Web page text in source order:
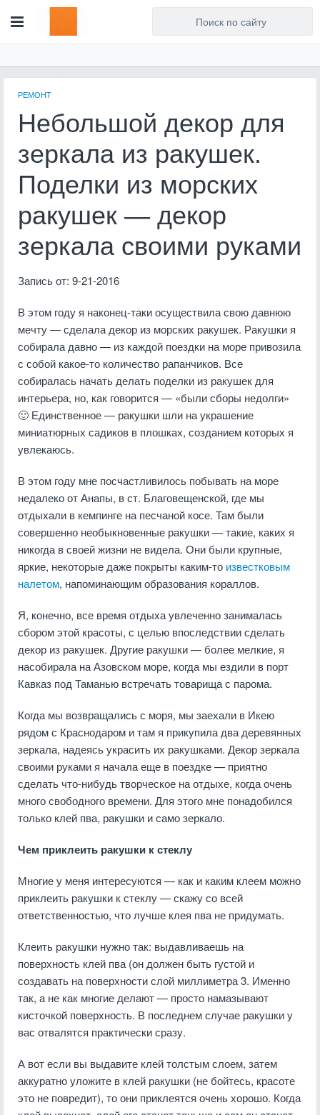
РЕМОНТ
Небольшой декор для
зеркала из ракушек.
Поделки из морских
ракушек — декор
зеркала своими руками
Запись от: 9-21-2016
В этом году я наконец-таки осуществила свою давнюю
мечту — сделала декор из морских ракушек. Ракушки я
собирала давно — из каждой поездки на море привозила
с собой какое-то количество рапанчиков. Все
собиралась начать делать поделки из ракушек для
интерьера, но, как говорится — «были сборы недолги»
🙂 Единственное — ракушки шли на украшение
миниатюрных садиков в плошках, созданием которых я
увлекаюсь.
В этом году мне посчастливилось побывать на море
недалеко от Анапы, в ст. Благовещенской, где мы
отдыхали в кемпинге на песчаной косе. Там были
совершенно необыкновенные ракушки — такие, каких я
никогда в своей жизни не видела. Они были крупные,
яркие, некоторые даже покрыты каким-то известковым
налетом, напоминающим образования кораллов.
Я, конечно, все время отдыха увлеченно занималась
сбором этой красоты, с целью впоследствии сделать
декор из ракушек. Другие ракушки — более мелкие, я
насобирала на Азовском море, когда мы ездили в порт
Кавказ под Таманью встречать товарища с парома.
Когда мы возвращались с моря, мы заехали в Икею
рядом с Краснодаром и там я прикупила два деревянных
зеркала, надеясь украсить их ракушками. Декор зеркала
своими руками я начала еще в поездке — приятно
сделать что-нибудь творческое на отдыхе, когда очень
много свободного времени. Для этого мне понадобился
только клей пва, ракушки и само зеркало.
Чем приклеить ракушки к стеклу
Многие у меня интересуются — как и каким клеем можно
приклеить ракушки к стеклу — скажу со всей
ответственностью, что лучше клея пва не придумать.
Клеить ракушки нужно так: выдавливаешь на
поверхность клей пва (он должен быть густой и
создавать на поверхности слой миллиметра 3. Именно
так, а не как многие делают — просто намазывают
кисточкой поверхность. В последнем случае ракушки у
вас отвалятся практически сразу.
А вот если вы выдавите клей толстым слоем, затем
аккуратно уложите в клей ракушки (не бойтесь, красоте
это не повредит), то они приклеятся очень хорошо. Когда
Для любых предложений по
сайту: artist71@cp9.ru